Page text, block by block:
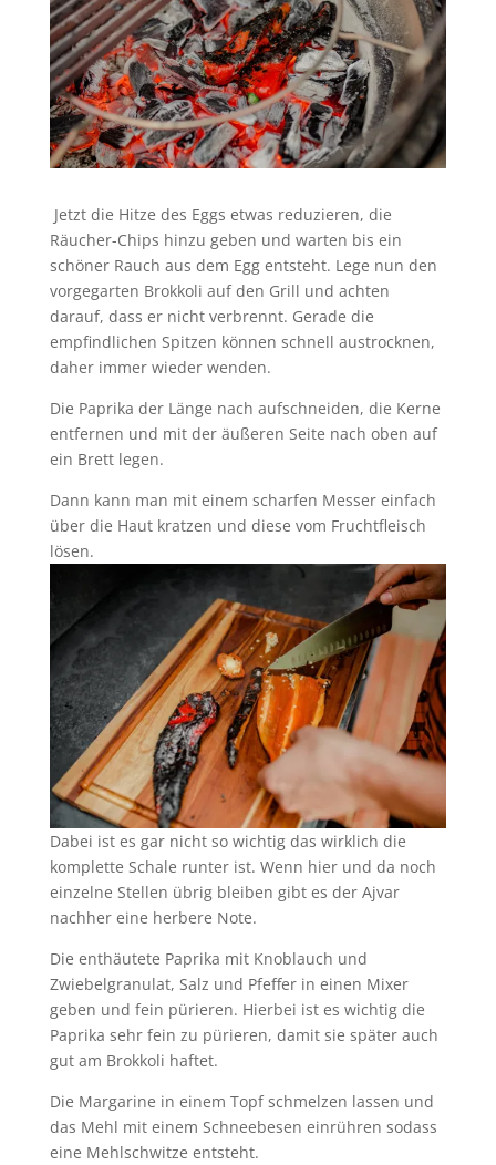
Jetzt die Hitze des Eggs etwas reduzieren, die
Räucher-Chips hinzu geben und warten bis ein
schöner Rauch aus dem Egg entsteht. Lege nun den
vorgegarten Brokkoli auf den Grill und achten
darauf, dass er nicht verbrennt. Gerade die
empfindlichen Spitzen können schnell austrocknen,
daher immer wieder wenden.
Die Paprika der Länge nach aufschneiden, die Kerne
entfernen und mit der äußeren Seite nach oben auf
ein Brett legen.
Dann kann man mit einem scharfen Messer einfach
über die Haut kratzen und diese vom Fruchtfleisch
lösen.
Dabei ist es gar nicht so wichtig das wirklich die
komplette Schale runter ist. Wenn hier und da noch
einzelne Stellen übrig bleiben gibt es der Ajvar
nachher eine herbere Note.
Die enthäutete Paprika mit Knoblauch und
Zwiebelgranulat, Salz und Pfeffer in einen Mixer
geben und fein pürieren. Hierbei ist es wichtig die
Paprika sehr fein zu pürieren, damit sie später auch
gut am Brokkoli haftet.
Die Margarine in einem Topf schmelzen lassen und
das Mehl mit einem Schneebesen einrühren sodass
eine Mehlschwitze entsteht.